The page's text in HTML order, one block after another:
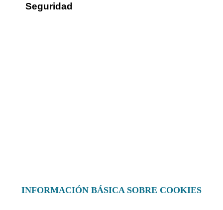
Seguridad
INFORMACIÓN BÁSICA SOBRE COOKIES